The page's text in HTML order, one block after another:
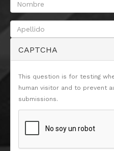
CAPTCHA
This question is for testing
human visitor and to prevent
submissions.